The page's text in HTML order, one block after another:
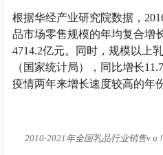
根据华经产业研究院数据，
品市场零售规模的年均复合增
4714.2亿元。同时，规模以上
（国家统计局），同比增长11.7
疫情两年来增长速度较高的年份
2010-2021年全国乳品行业销售v u